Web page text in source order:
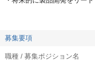
募集要項
職種 / 募集ポジション名